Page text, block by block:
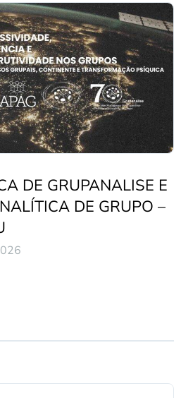
DE GRUPANALISE E
DE GRUPO –